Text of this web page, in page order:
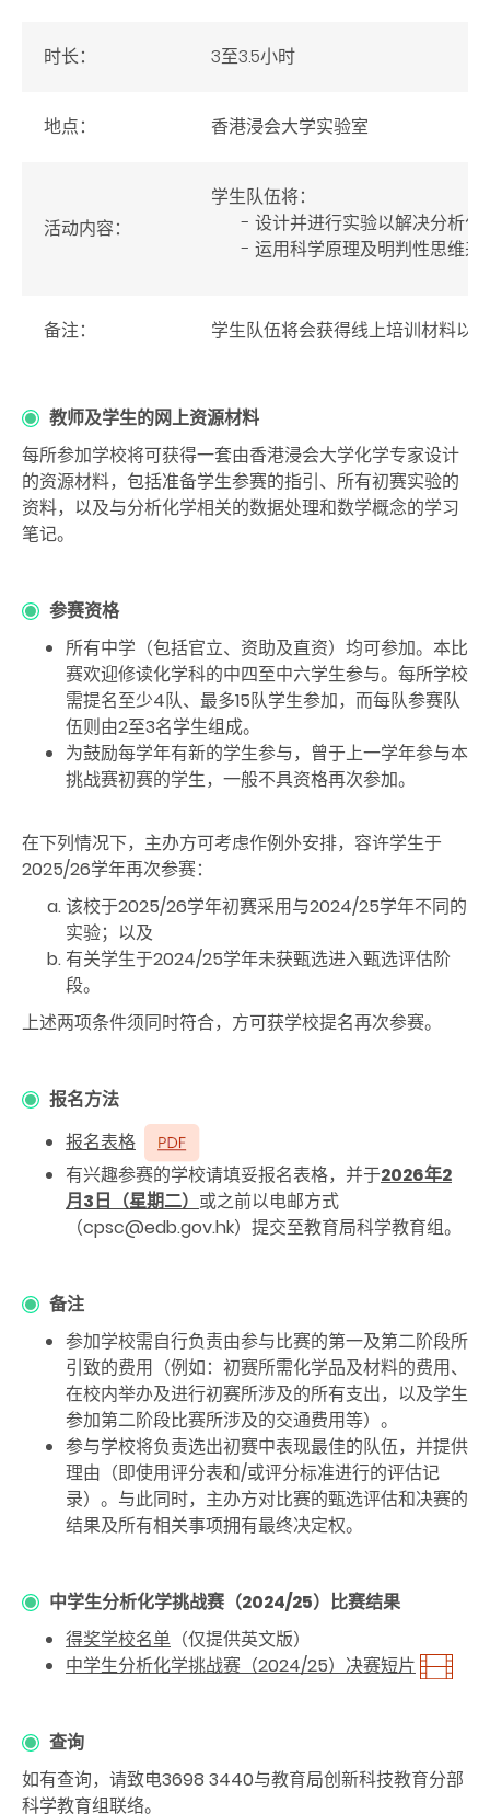
时长： 3至3.5小时
地点： 香港浸会大学实验室
活动内容：
学生队伍将：
设计并进行实验以解决分析化
运用科学原理及明判性思维来
备注： 学生队伍将会获得线上培训材料以
教师及学生的网上资源材料
每所参加学校将可获得一套由香港浸会大学化学专家设计
的资源材料，包括准备学生参赛的指引、所有初赛实验的
资料，以及与分析化学相关的数据处理和数学概念的学习
笔记。
参赛资格
所有中学（包括官立、资助及直资）均可参加。本比
赛欢迎修读化学科的中四至中六学生参与。每所学校
需提名至少4队、最多15队学生参加，而每队参赛队
伍则由2至3名学生组成。
为鼓励每学年有新的学生参与，曾于上一学年参与本
挑战赛初赛的学生，一般不具资格再次参加。
在下列情况下，主办方可考虑作例外安排，容许学生于
2025/26学年再次参赛：
该校于2025/26学年初赛采用与2024/25学年不同的
实验；以及
有关学生于2024/25学年未获甄选进入甄选评估阶
段。
上述两项条件须同时符合，方可获学校提名再次参赛。
报名方法
报名表格
有兴趣参赛的学校请填妥报名表格，并于2026年2
月3日（星期二） 或之前以电邮方式
（cpsc@edb.gov.hk）提交至教育局科学教育组。
备注
参加学校需自行负责由参与比赛的第一及第二阶段所
引致的费用（例如：初赛所需化学品及材料的费用、
在校内举办及进行初赛所涉及的所有支出，以及学生
参加第二阶段比赛所涉及的交通费用等）。
参与学校将负责选出初赛中表现最佳的队伍，并提供
理由（即使用评分表和/或评分标准进行的评估记
录）。与此同时，主办方对比赛的甄选评估和决赛的
结果及所有相关事项拥有最终决定权。
中学生分析化学挑战赛（2024/25）比赛结果
得奖学校名单 （仅提供英文版）
中学生分析化学挑战赛（2024/25）决赛短片
查询
如有查询，请致电3698 3440与教育局创新科技教育分部
科学教育组联络。